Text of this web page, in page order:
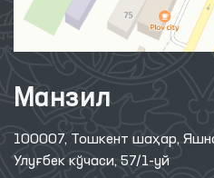
Манзил
100007, Тошкент шаҳар,
Улуғбек кўчаси, 57/1-уй